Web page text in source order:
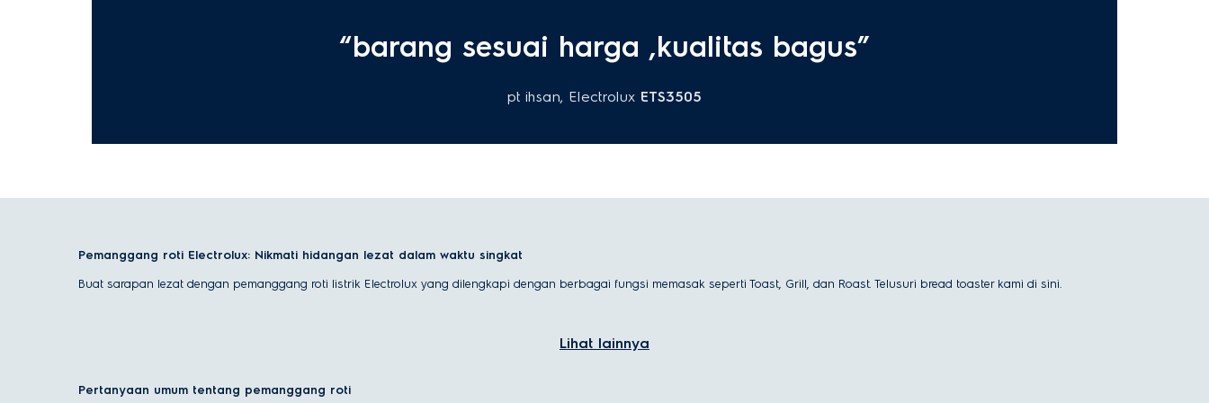
“barang sesuai harga ,kualitas bagus”
pt ihsan, Electrolux ETS3505
Pemanggang roti Electrolux: Nikmati hidangan lezat dalam waktu singkat
Buat sarapan lezat dengan pemanggang roti listrik Electrolux yang dilengkapi dengan berbagai fungsi memasak seperti Toast, Grill, dan Roast. Telusuri bread toaster kami di sini.
Lihat lainnya
Pertanyaan umum tentang pemanggang roti